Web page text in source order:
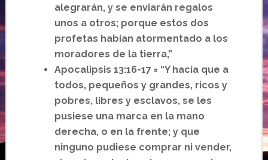
alegrarán, y se enviarán regalos
unos a otros; porque estos dos
profetas habían atormentado a los
moradores de la tierra,”
Apocalipsis 13:16-17 = “Y hacía que a
todos, pequeños y grandes, ricos y
pobres, libres y esclavos, se les
pusiese una marca en la mano
derecha, o en la frente; y que
ninguno pudiese comprar ni vender,